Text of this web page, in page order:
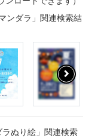
ンダラ」関連検索結
ぬり絵」関連検索